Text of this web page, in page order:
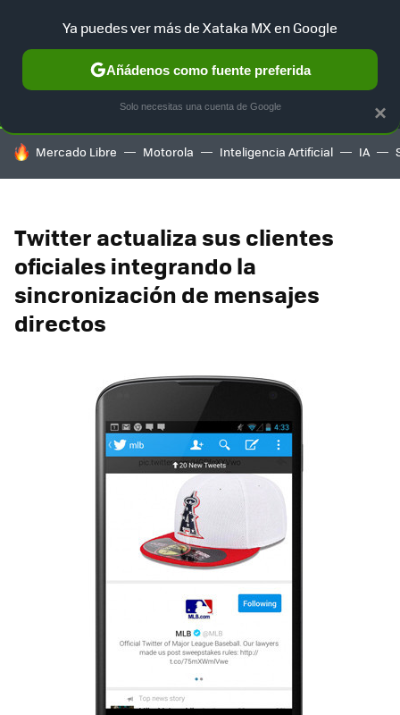
SELECCIÓN GAMING HOME AUTO TERRITORIO
HOY SE HABLA DE
Mercado Libre Motorola Inteligencia Artificial IA
Twitter actualiza sus clientes
oficiales integrando la
sincronización de mensajes
directos
×
Ya puedes ver más de Xataka MX en Google
Añádenos como fuente preferida
Solo necesitas una cuenta de Google